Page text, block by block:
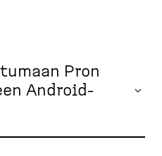
Pron
Android-